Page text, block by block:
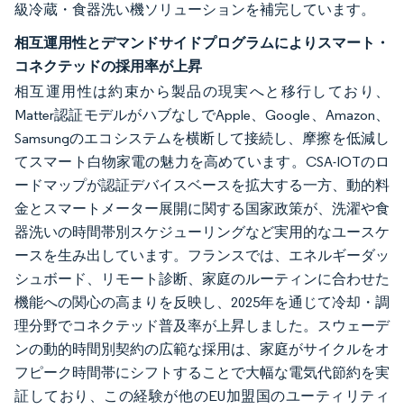
級冷蔵・食器洗い機ソリューションを補完しています。
相互運用性とデマンドサイドプログラムによりスマート・
コネクテッドの採用率が上昇
相互運用性は約束から製品の現実へと移行しており、
Matter認証モデルがハブなしでApple、Google、Amazon、
Samsungのエコシステムを横断して接続し、摩擦を低減し
てスマート白物家電の魅力を高めています。CSA-IOTのロ
ードマップが認証デバイスベースを拡大する一方、動的料
金とスマートメーター展開に関する国家政策が、洗濯や食
器洗いの時間帯別スケジューリングなど実用的なユースケ
ースを生み出しています。フランスでは、エネルギーダッ
シュボード、リモート診断、家庭のルーティンに合わせた
機能への関心の高まりを反映し、2025年を通じて冷却・調
理分野でコネクテッド普及率が上昇しました。スウェーデ
ンの動的時間別契約の広範な採用は、家庭がサイクルをオ
フピーク時間帯にシフトすることで大幅な電気代節約を実
証しており、この経験が他のEU加盟国のユーティリティ